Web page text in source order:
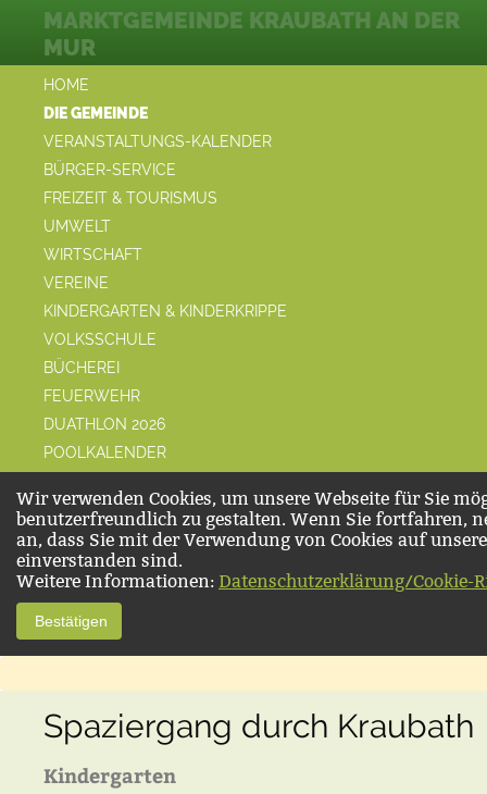
HOME
DIE GEMEINDE
VERANSTALTUNGS-KALENDER
BÜRGER-SERVICE
FREIZEIT & TOURISMUS
UMWELT
WIRTSCHAFT
VEREINE
KINDERGARTEN & KINDERKRIPPE
VOLKSSCHULE
BÜCHEREI
FEUERWEHR
DUATHLON 2026
POOLKALENDER
MARKTGEMEINDE KRAUBATH AN DER
MUR
Wir verwenden Cookies, um unsere Webseite für Sie
benutzerfreundlich zu gestalten. Wenn Sie fortfahren,
an, dass Sie mit der Verwendung von Cookies auf
einverstanden sind.
Weitere Informationen: Datenschutzerklärung/Cookie-
Bestätigen
Spaziergang durch Kraubath
Kindergarten